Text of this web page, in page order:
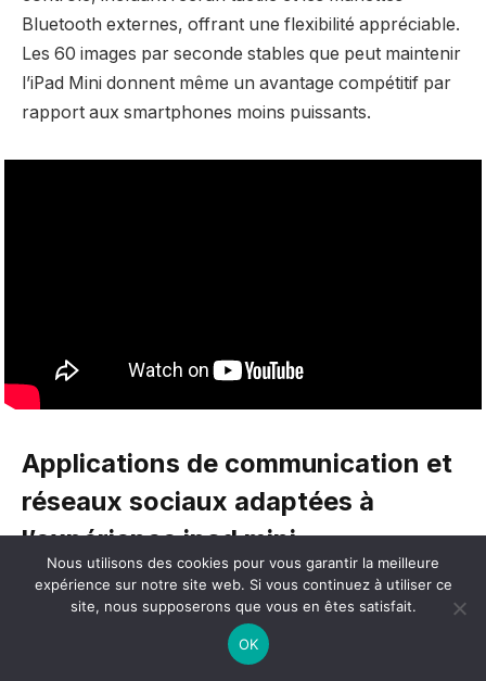
Bluetooth externes, offrant une flexibilité appréciable.
Les 60 images par seconde stables que peut maintenir
l’iPad Mini donnent même un avantage compétitif par
rapport aux smartphones moins puissants.
Applications de communication et
réseaux sociaux adaptées à
l’expérience ipad mini
L’iPad Mini offre une expérience unique pour les
applications de communication et réseaux sociaux, se
positionnant à mi-chemin entre la compacité d’un
Nous utilisons des cookies pour vous garantir la meilleure
expérience sur notre site web. Si vous continuez à utiliser ce
site, nous supposerons que vous en êtes satisfait.
OK